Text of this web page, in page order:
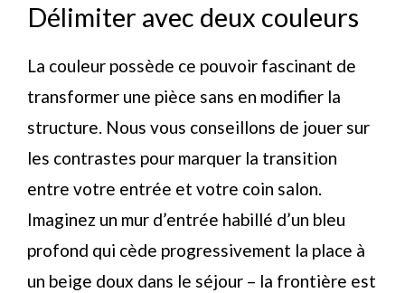
Délimiter avec deux couleurs
La couleur possède ce pouvoir fascinant de
transformer une pièce sans en modifier la
structure. Nous vous conseillons de jouer sur
les contrastes pour marquer la transition
entre votre entrée et votre coin salon.
Imaginez un mur d’entrée habillé d’un bleu
profond qui cède progressivement la place à
un beige doux dans le séjour – la frontière est